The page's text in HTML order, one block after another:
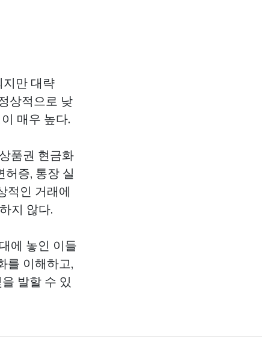
지만 대략
상적으로 낮
매우 높다.
품권 현금화
허증, 통장 실
적인 거래에
지 않다.
에 놓인 이들
를 이해하고,
발할 수 있